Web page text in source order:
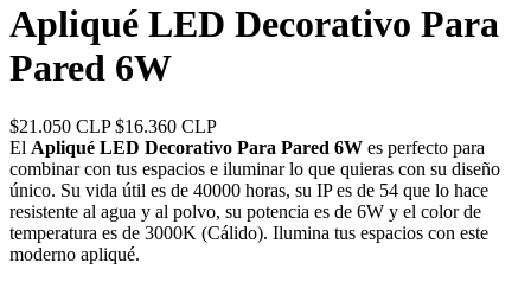
Apliqué LED Decorativo Para
Pared 6W
$21.050 CLP $16.360 CLP
El Apliqué LED Decorativo Para Pared 6W es perfecto para
combinar con tus espacios e iluminar lo que quieras con su diseño
único. Su vida útil es de 40000 horas, su IP es de 54 que lo hace
resistente al agua y al polvo, su potencia es de 6W y el color de
temperatura es de 3000K (Cálido). Ilumina tus espacios con este
moderno apliqué.